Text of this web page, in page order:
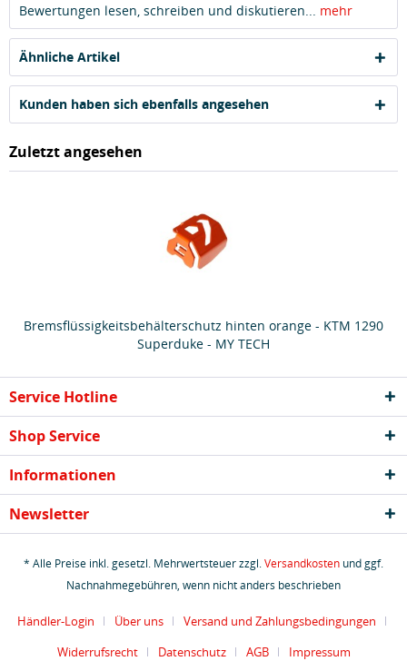
Bewertungen lesen, schreiben und diskutieren... mehr
Ähnliche Artikel
Kunden haben sich ebenfalls angesehen
Zuletzt angesehen
Bremsflüssigkeitsbehälterschutz hinten orange - KTM 1290
Superduke - MY TECH
Service Hotline
Shop Service
Informationen
Newsletter
* Alle Preise inkl. gesetzl. Mehrwertsteuer zzgl.Versandkosten und ggf.
Nachnahmegebühren, wenn nicht anders beschrieben
Händler-Login Über uns
Versand und Zahlungsbedingungen
Widerrufsrecht
Datenschutz AGB Impressum